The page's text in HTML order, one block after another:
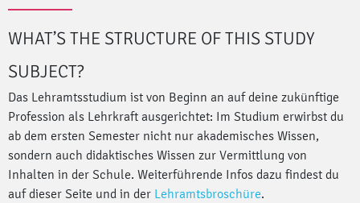
WHAT’S THE STRUCTURE OF THIS STUDY
SUBJECT?
Das Lehramtsstudium ist von Beginn an auf deine zukünftige
Profession als Lehrkraft ausgerichtet: Im Studium erwirbst du
ab dem ersten Semester nicht nur akademisches Wissen,
sondern auch didaktisches Wissen zur Vermittlung von
Inhalten in der Schule. Weiterführende Infos dazu findest du
auf dieser Seite und in der Lehramtsbroschüre.